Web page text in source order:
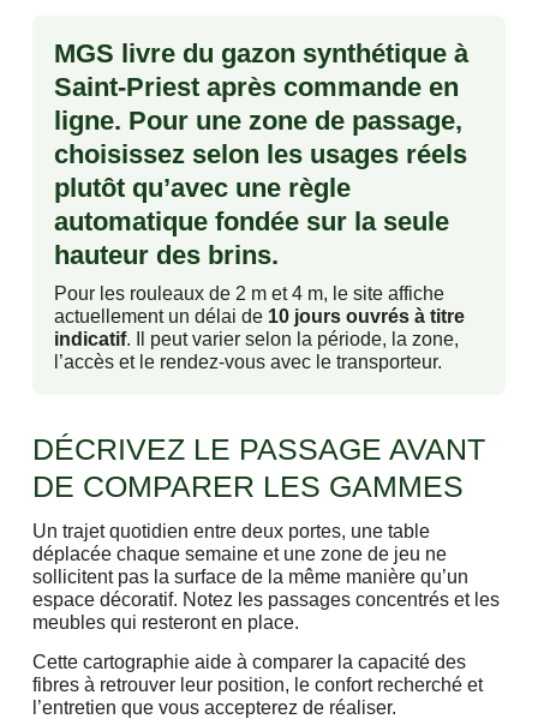
MGS livre du gazon synthétique à
Saint-Priest après commande en
ligne. Pour une zone de passage,
choisissez selon les usages réels
plutôt qu’avec une règle
automatique fondée sur la seule
hauteur des brins.
Pour les rouleaux de 2 m et 4 m, le site affiche
actuellement un délai de 10 jours ouvrés à titre
indicatif. Il peut varier selon la période, la zone,
l’accès et le rendez-vous avec le transporteur.
DÉCRIVEZ LE PASSAGE AVANT
DE COMPARER LES GAMMES
Un trajet quotidien entre deux portes, une table
déplacée chaque semaine et une zone de jeu ne
sollicitent pas la surface de la même manière qu’un
espace décoratif. Notez les passages concentrés et les
meubles qui resteront en place.
Cette cartographie aide à comparer la capacité des
fibres à retrouver leur position, le confort recherché et
l’entretien que vous accepterez de réaliser.